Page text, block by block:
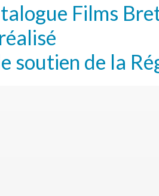
Films
soutien de la